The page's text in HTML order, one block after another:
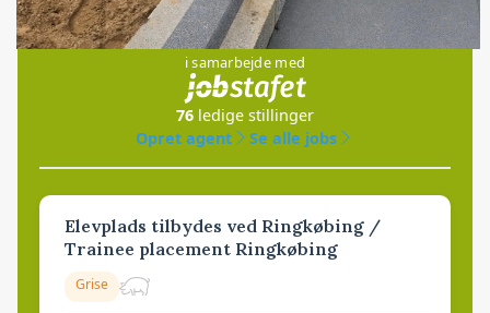
Jobs
i samarbejde med
76 ledige stillinger
Opret agent
Se alle jobs
Elevplads tilbydes ved Ringkøbing /
Trainee placement Ringkøbing
Grise